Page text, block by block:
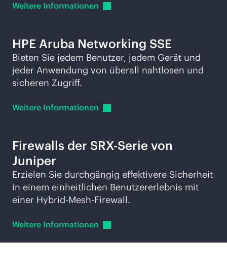
Weitere Informationen
HPE Aruba Networking SSE
Bieten Sie jedem Benutzer, jedem Gerät und
jeder Anwendung von überall nahtlosen und
sicheren Zugriff.
Weitere Informationen
Firewalls der SRX-Serie von
Juniper
Erzielen Sie durchgängig effektivere Sicherheit
in einem einheitlichen Benutzererlebnis mit
einer Hybrid-Mesh-Firewall.
Weitere Informationen